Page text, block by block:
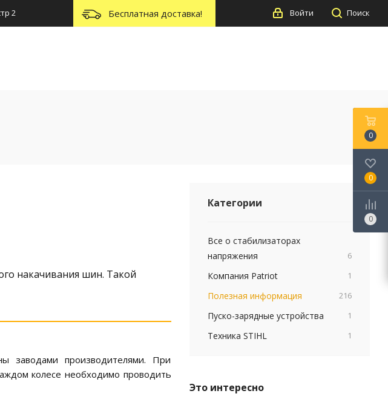
2 Бесплатная доставка! Поиск
Войти
накачивания шин. Такой
заводами производителями. При
колесе необходимо проводить
Категории
Все о стабилизаторах
напряжения
6
Компания Patriot 1
Полезная информация 216
Пуско-зарядные устройства 1
Техника STIHL 1
Это интересно
0
0
0